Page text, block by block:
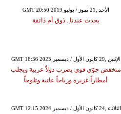
GMT 20:50 2019 الأحد ,21 تموز / يوليو
يحدث عندنا.. ذوق أم ذائقة
GMT 16:36 2025 الإثنين ,29 كانون الأول / ديسمبر
منخفض جوّي قوي يضرب دولاً عربية ويجلب
أمطاراً غزيرة ورياحاً عاتية وثلوجاً
GMT 12:15 2024 الثلاثاء ,24 كانون الأول / ديسمبر